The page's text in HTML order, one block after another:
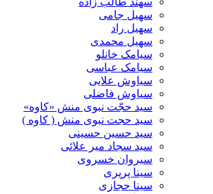
سهیل جامی
سهیل راد
سهیل محمدی
سیامک خانلو
سیامک عباسی
سیاوش علایی
سیاوش فاضلی
سید حجّت نبوی منش «کاوه»
سید حجت نبوی منش ( کاوه )
سید حسین حسینى
سید سجاد میر علائی
سیروان خسروی
سینا پرپری
سینا حجازی